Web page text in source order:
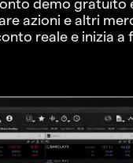
azioni e altri
reale e inizia a